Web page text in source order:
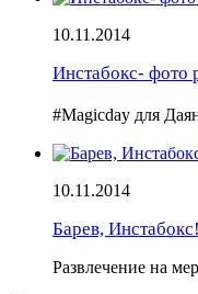
10.11.2014
Инстабокс- фото
#Magicday для
10.11.2014
Барев,
Развлечение на